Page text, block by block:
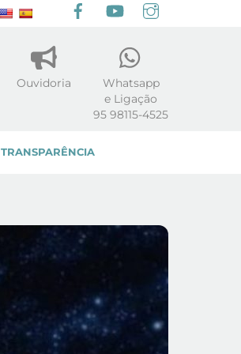
TRANSPARÊNCIA
Ouvidoria
Whatsapp
e Ligação
95 98115-4525